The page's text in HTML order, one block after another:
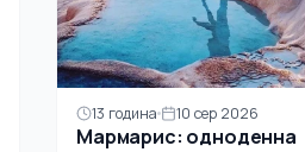
13 година 10 сер 2026
Мармарис: одноденна